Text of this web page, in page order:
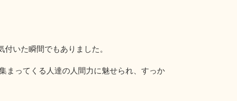
いた瞬間でもありました。
まってくる人達の人間力に魅せられ、すっか